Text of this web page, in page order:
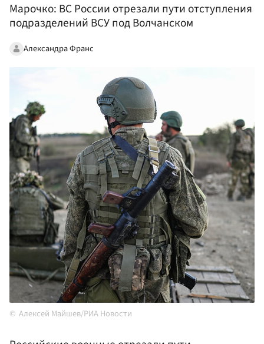
Марочко: ВС России отрезали пути отступления
подразделений ВСУ под Волчанском
Александра Франс
Алексей Майшев/РИА Новости